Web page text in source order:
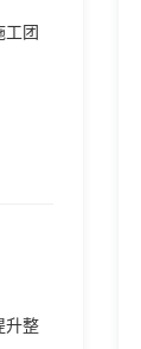
团
升整